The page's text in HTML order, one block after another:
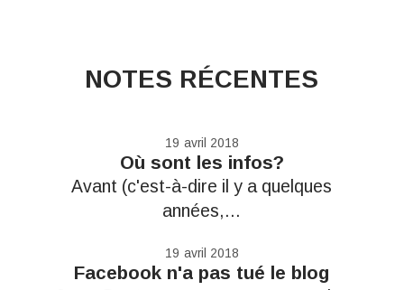
NOTES RÉCENTES
19 avril 2018
Où sont les infos?
Avant (c'est-à-dire il y a quelques
années,...
19 avril 2018
Facebook n'a pas tué le blog